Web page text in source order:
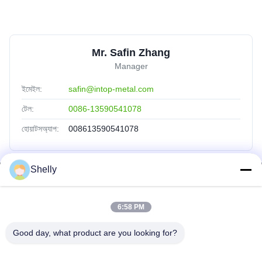
Mr. Safin Zhang
Manager
ইমেইল: safin@intop-metal.com
টেল: 0086-13590541078
হোয়াটসঅ্যাপ: 008613590541078
দ্রুত লিঙ্ক
বাড়ি
আমাদের সম্পর্কে
Shelly
6:58 PM
Good day, what product are you looking for?